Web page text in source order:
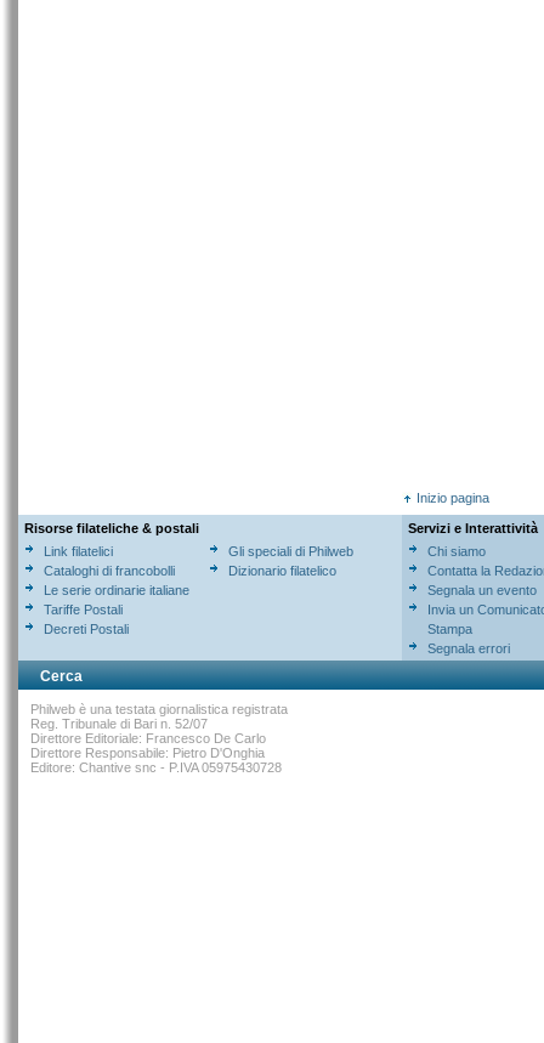
Inizio pagina
Risorse filateliche & postali
Link filatelici
Cataloghi di francobolli
Le serie ordinarie italiane
Tariffe Postali
Decreti Postali
Gli speciali di Philweb
Dizionario filatelico
Servizi e Interattività
Chi siamo
Contatta la
Segnala un evento
Invia un
Stampa
Segnala errori
Cerca
Philweb è una testata giornalistica registrata
Reg. Tribunale di Bari n. 52/07
Direttore Editoriale: Francesco De Carlo
Direttore Responsabile: Pietro D'Onghia
Editore: Chantive snc - P.IVA 05975430728